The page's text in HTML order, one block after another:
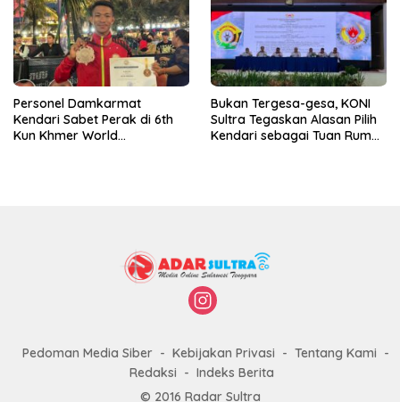
Personel Damkarmat
Kendari Sabet Perak di 6th
Kun Khmer World
Bukan Tergesa-gesa, KONI
Sultra Tegaskan Alasan Pilih
Kendari sebagai Tuan Rumah
Pedoman Media Siber Kebijakan Privasi
Tentang Kami
Redaksi
Indeks Berita
© 2016 Radar Sultra